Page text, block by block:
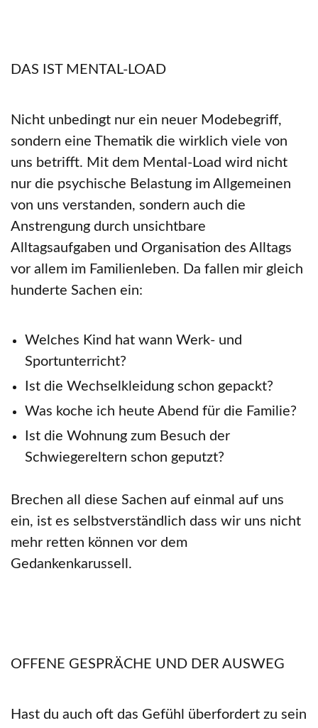
DAS IST MENTAL-LOAD
Nicht unbedingt nur ein neuer Modebegriff,
sondern eine Thematik die wirklich viele von
uns betrifft. Mit dem Mental-Load wird nicht
nur die psychische Belastung im Allgemeinen
von uns verstanden, sondern auch die
Anstrengung durch unsichtbare
Alltagsaufgaben und Organisation des Alltags
vor allem im Familienleben. Da fallen mir gleich
hunderte Sachen ein:
Welches Kind hat wann Werk- und
Sportunterricht?
Ist die Wechselkleidung schon gepackt?
Was koche ich heute Abend für die Familie?
Ist die Wohnung zum Besuch der
Schwiegereltern schon geputzt?
Brechen all diese Sachen auf einmal auf uns
ein, ist es selbstverständlich dass wir uns nicht
mehr retten können vor dem
Gedankenkarussell.
OFFENE GESPRÄCHE UND DER AUSWEG
Hast du auch oft das Gefühl überfordert zu sein